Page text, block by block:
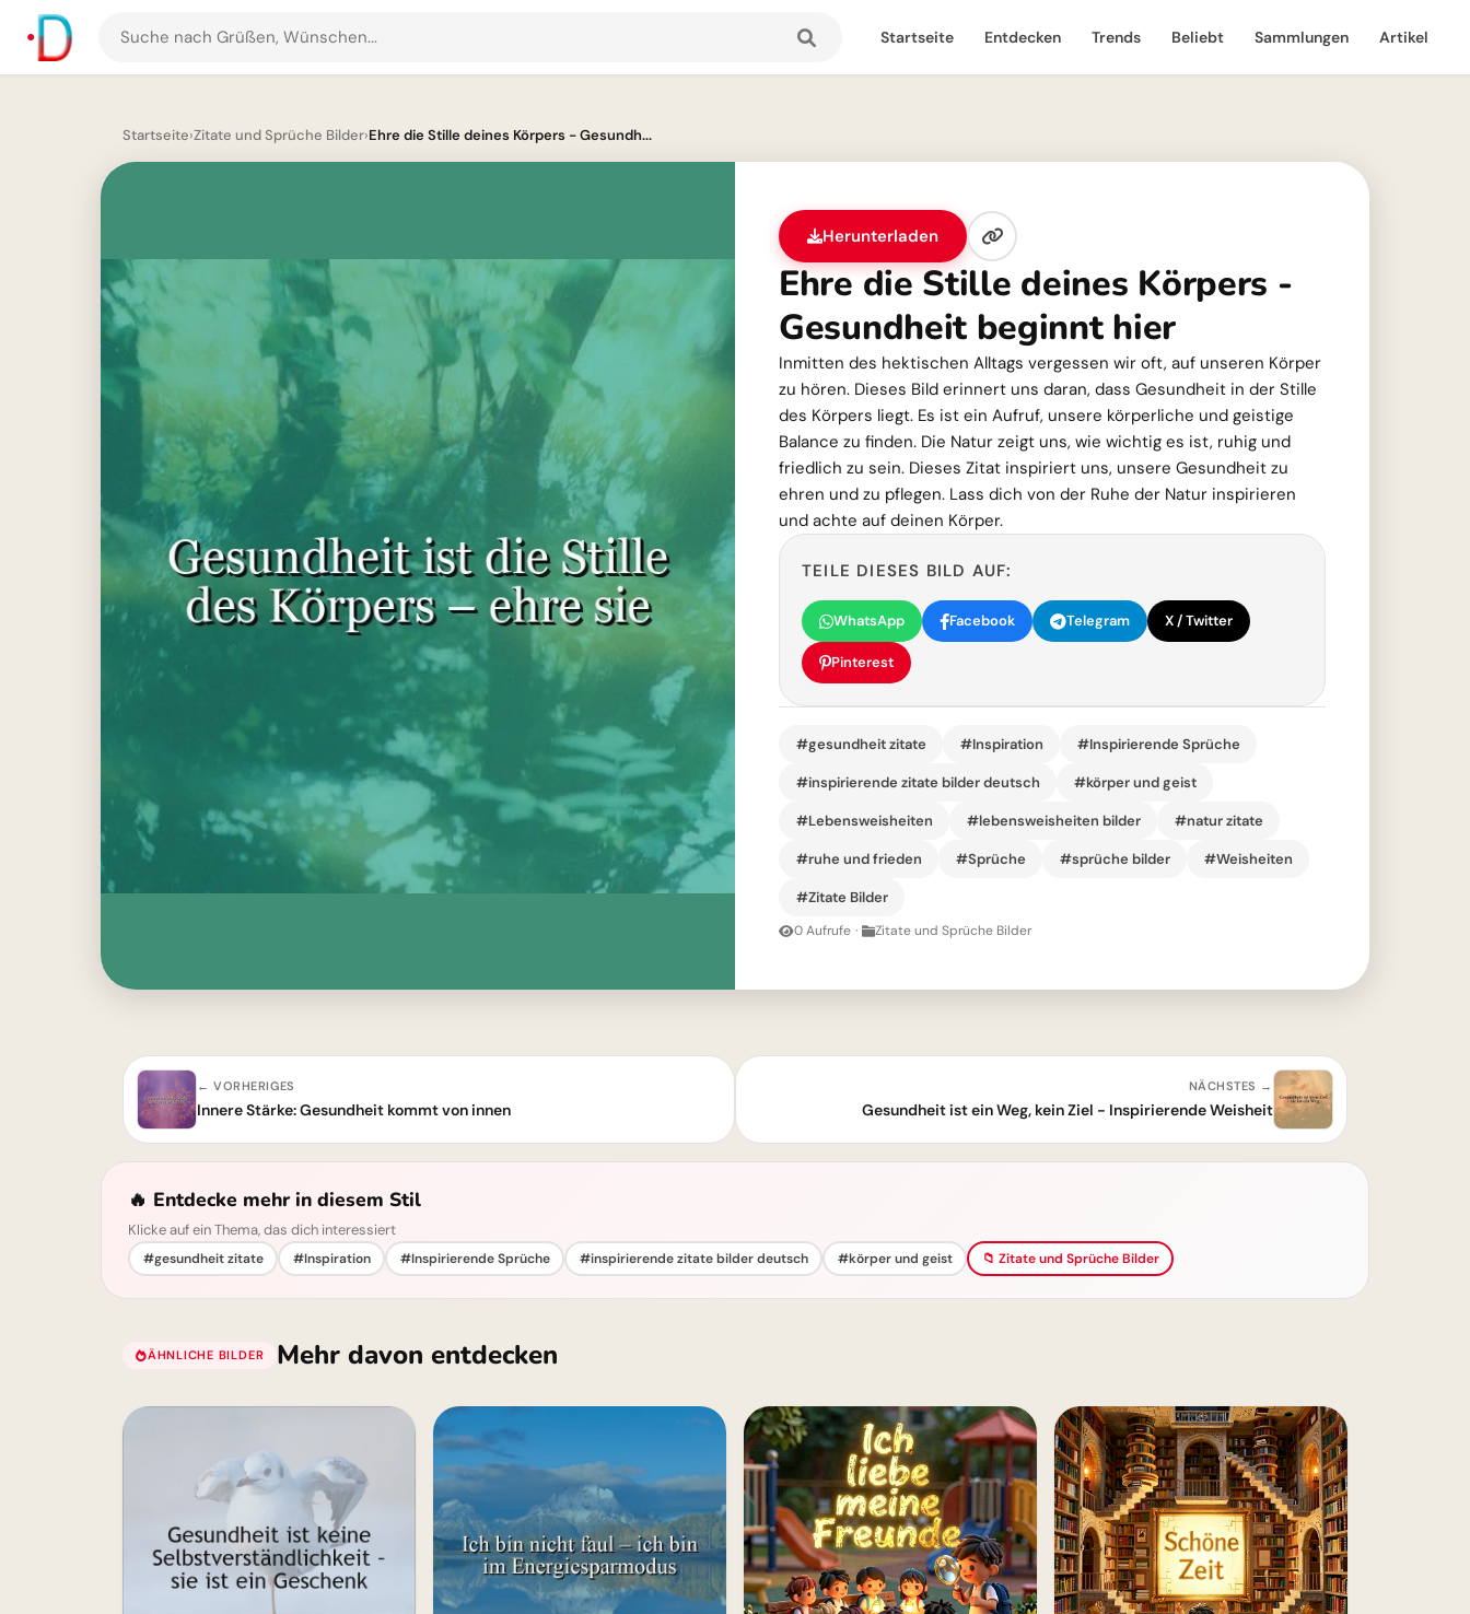
Suche
nach
und
Startseite Entdecken Trends Beliebt Sammlungen Artikel
Startseite›Zitate und Sprüche Bilder›Ehre die Stille deines Körpers - Gesundh...
Herunterladen
Ehre die Stille deines Körpers -
Gesundheit beginnt hier
Inmitten des hektischen Alltags vergessen wir oft, auf unseren Körper
zu hören. Dieses Bild erinnert uns daran, dass Gesundheit in der Stille
des Körpers liegt. Es ist ein Aufruf, unsere körperliche und geistige
Balance zu finden. Die Natur zeigt uns, wie wichtig es ist, ruhig und
friedlich zu sein. Dieses Zitat inspiriert uns, unsere Gesundheit zu
ehren und zu pflegen. Lass dich von der Ruhe der Natur inspirieren
und achte auf deinen Körper.
TEILE DIESES BILD AUF:
WhatsApp Facebook Telegram X / Twitter
Pinterest
#gesundheit zitate #Inspiration #Inspirierende Sprüche
#inspirierende zitate bilder deutsch #körper und geist
#Lebensweisheiten #lebensweisheiten bilder #natur zitate
#ruhe und frieden #Sprüche #sprüche bilder #Weisheiten
#Zitate Bilder
0 Aufrufe · Zitate und Sprüche Bilder
← VORHERIGES
Innere Stärke: Gesundheit kommt von innen
NÄCHSTES →
Gesundheit ist ein Weg, kein Ziel - Inspirierende Weisheit
🔥 Entdecke mehr in diesem Stil
Klicke auf ein Thema, das dich interessiert
#gesundheit zitate #Inspiration #Inspirierende Sprüche #inspirierende zitate bilder deutsch #körper und geist 📁 Zitate und Sprüche Bilder
ÄHNLICHE BILDER Mehr davon entdecken